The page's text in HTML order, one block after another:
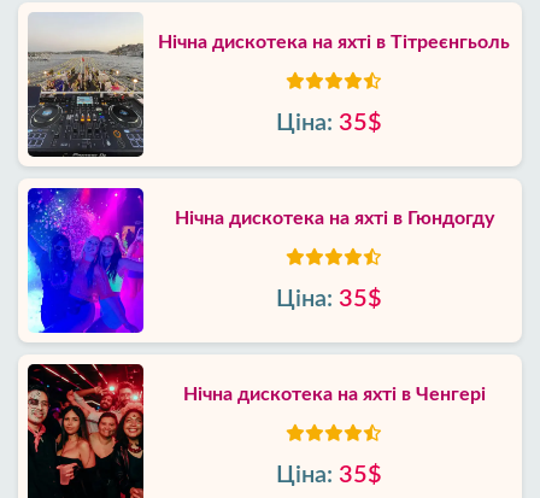
Нічна дискотека на яхті в Тітреєнгьоль
Ціна: 35$
Нічна дискотека на яхті в Гюндогду
Ціна: 35$
Нічна дискотека на яхті в Ченгері
Ціна: 35$